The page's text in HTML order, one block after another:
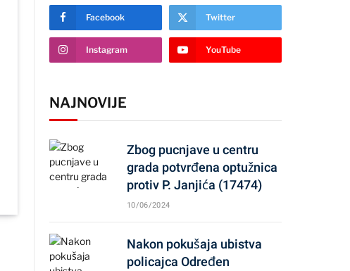
Facebook Twitter
Instagram YouTube
NAJNOVIJE
Zbog pucnjave u centru
grada potvrđena optužnica
protiv P. Janjića (17474)
10/06/2024
Nakon pokušaja ubistva
policajca Određen